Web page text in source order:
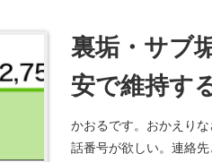
裏垢・サブ
安で維持す
かおるです。おかえり
話番号が欲しい。連絡